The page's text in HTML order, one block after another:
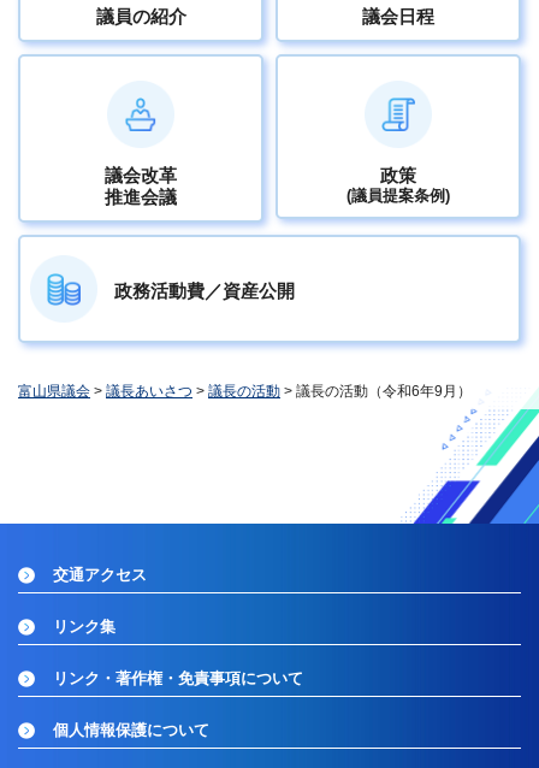
議員の紹介 議会日程
議会改革
推進会議
政策
(議員提案条例)
政務活動費／資産公開
富山県議会 > 議長あいさつ > 議長の活動 > 議長の活動（令和6年9月）
交通アクセス
リンク集
リンク・著作権・免責事項について
個人情報保護について